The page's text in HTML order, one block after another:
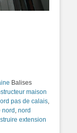
Balises
maison
pas de calais,
nord , nord
extension